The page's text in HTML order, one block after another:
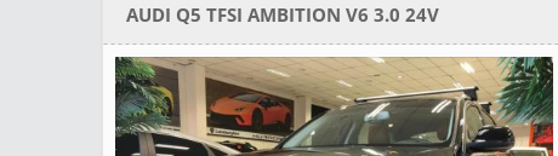
AUDI Q5 TFSI AMBITION V6 3.0 24V